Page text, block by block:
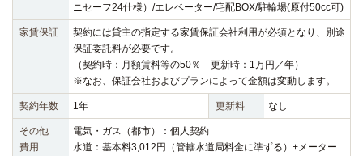
ニセーフ24仕様）/エレベーター/宅配BOX/駐輪場(原付50cc可)
家賃保証
契約には貸主の指定する家賃保証会社利用が必須となり、別途
保証委託料が必要です。
（契約時：月額賃料等の50％ 更新時：1万円／年）
※なお、保証会社およびプランによって金額は変動します。
契約年数 1年 更新料 なし
その他
費用
電気・ガス（都市）：個人契約
水道：基本料3,012円（管轄水道局料金に準ずる）+メーター